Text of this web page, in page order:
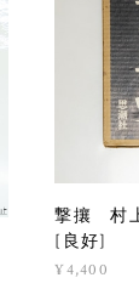
撃攘 村
[良好]
¥4,400